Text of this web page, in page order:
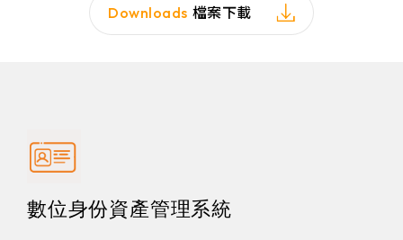
Downloads 檔案下載
數位身份資產管理系統